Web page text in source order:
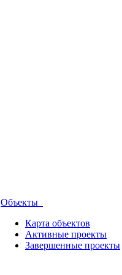
Объекты
Карта объектов
Активные проекты
Завершенные проекты